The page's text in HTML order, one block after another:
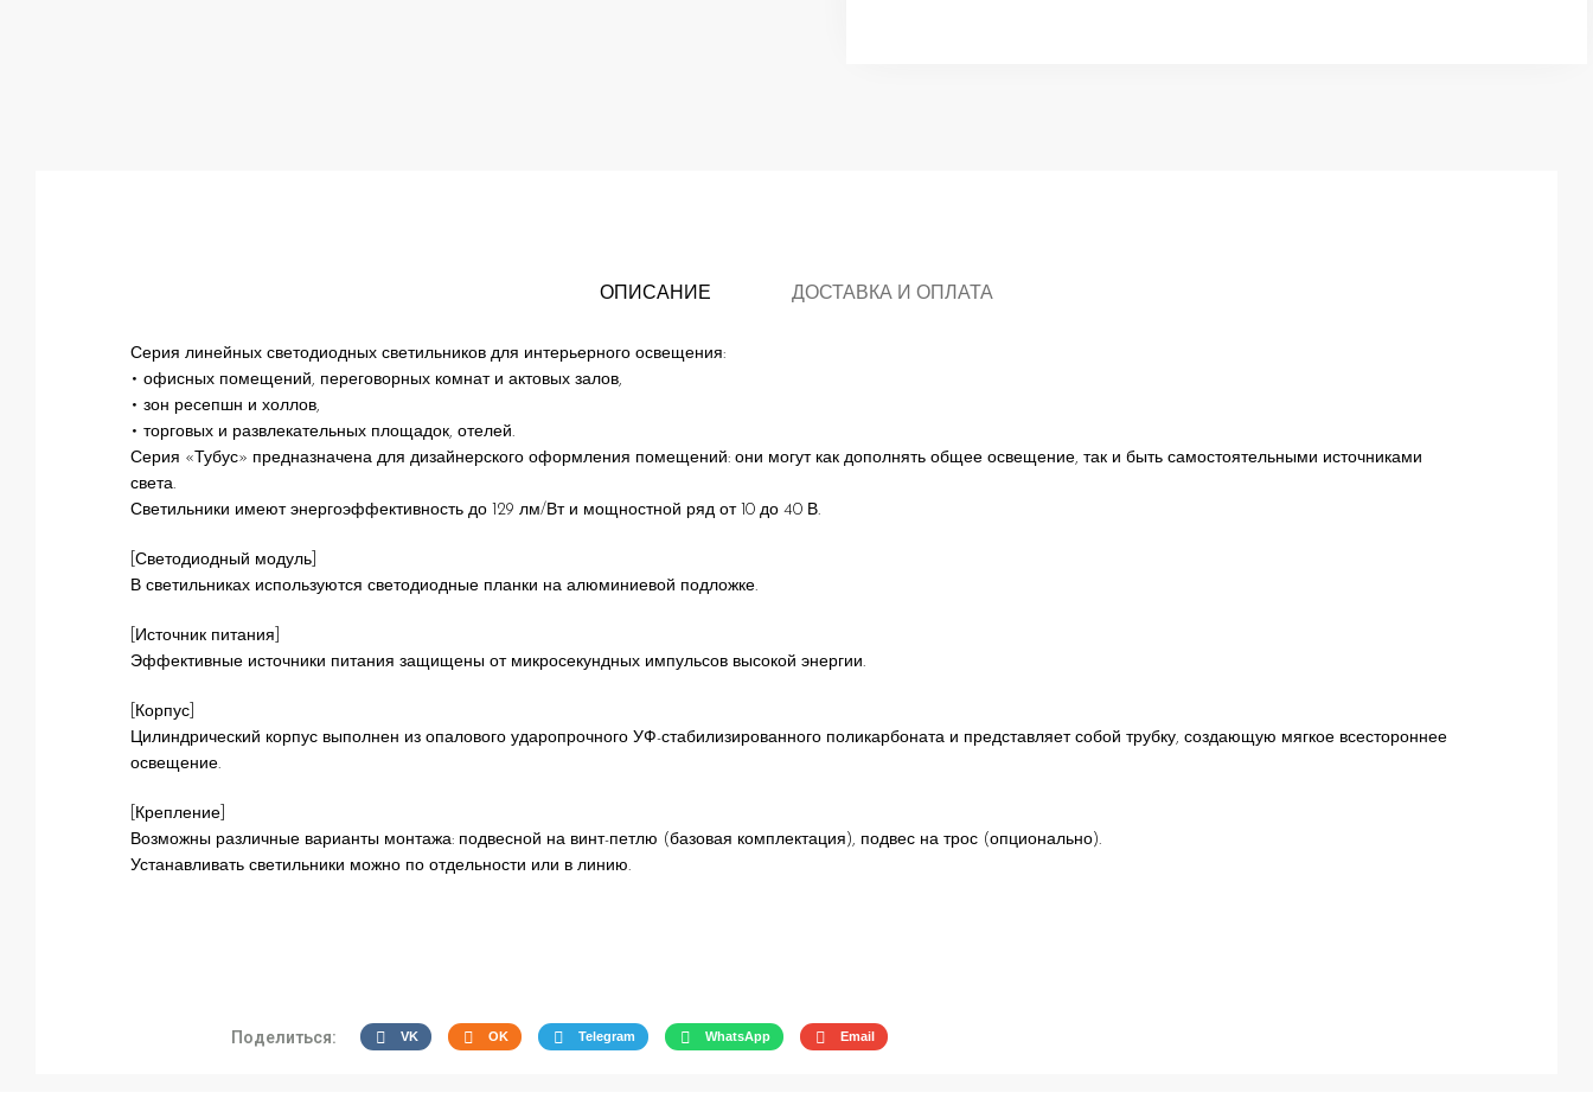
ОПИСАНИЕ ДОСТАВКА И ОПЛАТА
Серия линейных светодиодных светильников для интерьерного освещения:
• офисных помещений, переговорных комнат и актовых залов,
• зон ресепшн и холлов,
• торговых и развлекательных площадок, отелей.
Серия «Тубус» предназначена для дизайнерского оформления помещений: они могут как дополнять общее освещение, так и быть самостоятельными источниками
света.
Светильники имеют энергоэффективность до 129 лм/Вт и мощностной ряд от 10 до 40 В.
[Светодиодный модуль]
В светильниках используются светодиодные планки на алюминиевой подложке.
[Источник питания]
Эффективные источники питания защищены от микросекундных импульсов высокой энергии.
[Корпус]
Цилиндрический корпус выполнен из опалового ударопрочного УФ-стабилизированного поликарбоната и представляет собой трубку, создающую мягкое всестороннее
освещение.
[Крепление]
Возможны различные варианты монтажа: подвесной на винт-петлю (базовая комплектация), подвес на трос (опционально).
Устанавливать светильники можно по отдельности или в линию.
Поделиться: VK OK Telegram WhatsApp Email